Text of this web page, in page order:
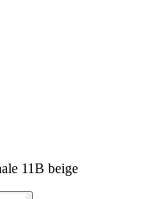
11B beige